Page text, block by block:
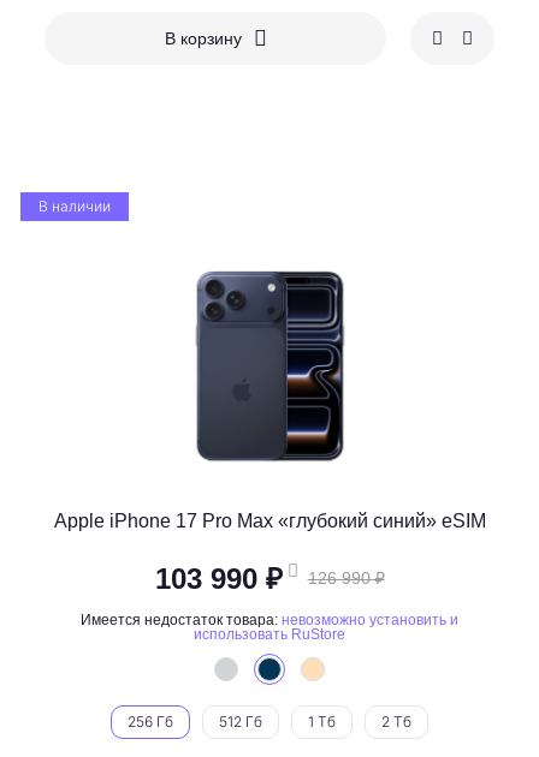
В корзину
В наличии
Apple iPhone 17 Pro Max «глубокий синий» eSIM
103 990 ₽ 126 990 ₽
Имеется недостаток товара: невозможно установить и
использовать RuStore
256 Гб 512 Гб 1 Тб 2 Тб